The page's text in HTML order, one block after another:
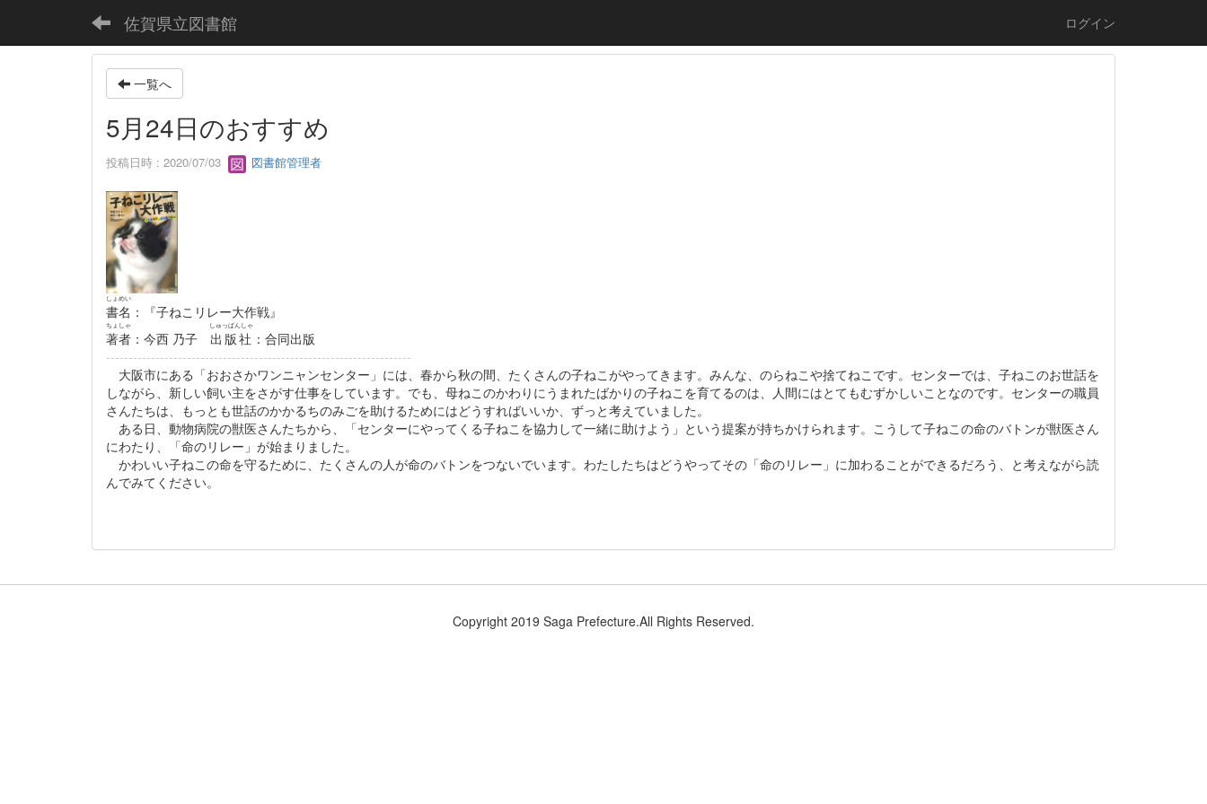
佐賀県立図書館 ログイン
一覧へ
5月24日のおすすめ
投稿日時 : 2020/07/03 図書館管理者
書名
しょめい
：『子ねこリレー大作戦』
著者
ちょしゃ
：今西 乃子 出版社
しゅっぱんしゃ
：合同出版
--------------------------------------------------------------------
大阪市にある「おおさかワンニャンセンター」には、春から秋の間、たくさんの子ねこがやってきます。みんな、のらねこや捨てねこです。センターでは、子ねこのお世話を
しながら、新しい飼い主をさがす仕事をしています。でも、母ねこのかわりにうまれたばかりの子ねこを育てるのは、人間にはとてもむずかしいことなのです。センターの職員
さんたちは、もっとも世話のかかるちのみごを助けるためにはどうすればいいか、ずっと考えていました。
ある日、動物病院の獣医さんたちから、「センターにやってくる子ねこを協力して一緒に助けよう」という提案が持ちかけられます。こうして子ねこの命のバトンが獣医さん
にわたり、「命のリレー」が始まりました。
かわいい子ねこの命を守るために、たくさんの人が命のバトンをつないでいます。わたしたちはどうやってその「命のリレー」に加わることができるだろう、と考えながら読
Copyright 2019 Saga Prefecture.All Rights Reserved.